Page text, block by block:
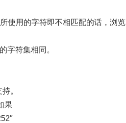
使用的字符即不相匹配的话，浏览
字符集相同。
。
果